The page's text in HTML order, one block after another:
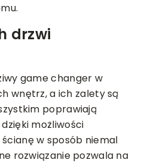
drzwi
game changer w
wnętrz, a ich zalety są
poprawiają
możliwości
w sposób niemal
rozwiązanie pozwala na